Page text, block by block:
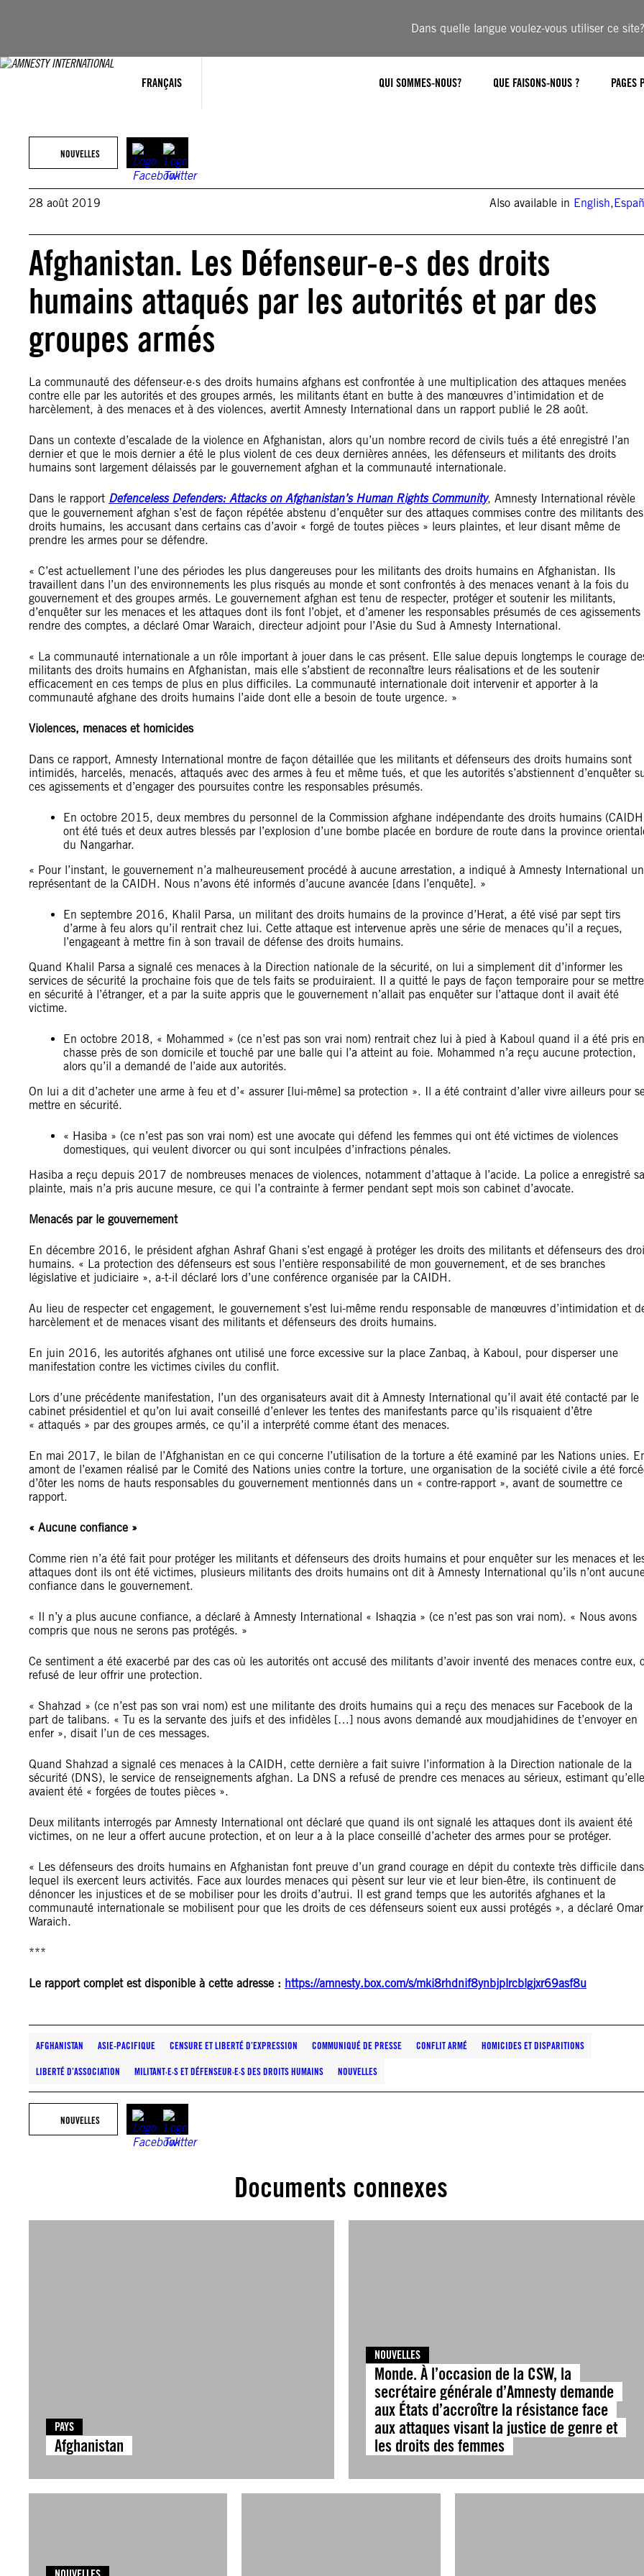
Dans quelle langue voulez-vous utiliser ce site?
FRANÇAIS QUI SOMMES-NOUS? QUE FAISONS-NOUS ? PAGES
NOUVELLES
28 août 2019 Also available in English,
Afghanistan. Les Défenseur-e-s des droits
humains attaqués par les autorités et par des
groupes armés
La communauté des défenseur·e·s des droits humains afghans est confrontée à une multiplication des attaques menées
contre elle par les autorités et des groupes armés, les militants étant en butte à des manœuvres d’intimidation et de
harcèlement, à des menaces et à des violences, avertit Amnesty International dans un rapport publié le 28 août.
Dans un contexte d’escalade de la violence en Afghanistan, alors qu’un nombre record de civils tués a été enregistré l’an
dernier et que le mois dernier a été le plus violent de ces deux dernières années, les défenseurs et militants des droits
humains sont largement délaissés par le gouvernement afghan et la communauté internationale.
Dans le rapport Defenceless Defenders: Attacks on Afghanistan’s Human Rights Community, Amnesty International révèle
que le gouvernement afghan s’est de façon répétée abstenu d’enquêter sur des attaques commises contre des militants des
droits humains, les accusant dans certains cas d’avoir « forgé de toutes pièces » leurs plaintes, et leur disant même de
prendre les armes pour se défendre.
« C’est actuellement l’une des périodes les plus dangereuses pour les militants des droits humains en Afghanistan. Ils
travaillent dans l’un des environnements les plus risqués au monde et sont confrontés à des menaces venant à la fois du
gouvernement et des groupes armés. Le gouvernement afghan est tenu de respecter, protéger et soutenir les militants,
d’enquêter sur les menaces et les attaques dont ils font l’objet, et d’amener les responsables présumés de ces agissements
rendre des comptes, a déclaré Omar Waraich, directeur adjoint pour l’Asie du Sud à Amnesty International.
« La communauté internationale a un rôle important à jouer dans le cas présent. Elle salue depuis longtemps le courage
militants des droits humains en Afghanistan, mais elle s’abstient de reconnaître leurs réalisations et de les soutenir
efficacement en ces temps de plus en plus difficiles. La communauté internationale doit intervenir et apporter à la
communauté afghane des droits humains l’aide dont elle a besoin de toute urgence. »
Violences, menaces et homicides
Dans ce rapport, Amnesty International montre de façon détaillée que les militants et défenseurs des droits humains sont
intimidés, harcelés, menacés, attaqués avec des armes à feu et même tués, et que les autorités s’abstiennent d’enquêter
ces agissements et d’engager des poursuites contre les responsables présumés.
En octobre 2015, deux membres du personnel de la Commission afghane indépendante des droits humains
ont été tués et deux autres blessés par l’explosion d’une bombe placée en bordure de route dans la province
du Nangarhar.
« Pour l’instant, le gouvernement n’a malheureusement procédé à aucune arrestation, a indiqué à Amnesty International un
représentant de la CAIDH. Nous n’avons été informés d’aucune avancée [dans l’enquête]. »
En septembre 2016, Khalil Parsa, un militant des droits humains de la province d’Herat, a été visé par sept tirs
d’arme à feu alors qu’il rentrait chez lui. Cette attaque est intervenue après une série de menaces qu’il a reçues,
l’engageant à mettre fin à son travail de défense des droits humains.
Quand Khalil Parsa a signalé ces menaces à la Direction nationale de la sécurité, on lui a simplement dit d’informer les
services de sécurité la prochaine fois que de tels faits se produiraient. Il a quitté le pays de façon temporaire pour se mettre
en sécurité à l’étranger, et a par la suite appris que le gouvernement n’allait pas enquêter sur l’attaque dont il avait été
victime.
En octobre 2018, « Mohammed » (ce n’est pas son vrai nom) rentrait chez lui à pied à Kaboul quand il a été pris en
chasse près de son domicile et touché par une balle qui l’a atteint au foie. Mohammed n’a reçu aucune protection,
alors qu’il a demandé de l’aide aux autorités.
On lui a dit d’acheter une arme à feu et d’« assurer [lui-même] sa protection ». Il a été contraint d’aller vivre ailleurs pour
mettre en sécurité.
« Hasiba » (ce n’est pas son vrai nom) est une avocate qui défend les femmes qui ont été victimes de violences
domestiques, qui veulent divorcer ou qui sont inculpées d’infractions pénales.
Hasiba a reçu depuis 2017 de nombreuses menaces de violences, notamment d’attaque à l’acide. La police a enregistré sa
plainte, mais n’a pris aucune mesure, ce qui l’a contrainte à fermer pendant sept mois son cabinet d’avocate.
Menacés par le gouvernement
En décembre 2016, le président afghan Ashraf Ghani s’est engagé à protéger les droits des militants et défenseurs des
humains. « La protection des défenseurs est sous l’entière responsabilité de mon gouvernement, et de ses branches
législative et judiciaire », a-t-il déclaré lors d’une conférence organisée par la CAIDH.
Au lieu de respecter cet engagement, le gouvernement s’est lui-même rendu responsable de manœuvres d’intimidation et
harcèlement et de menaces visant des militants et défenseurs des droits humains.
En juin 2016, les autorités afghanes ont utilisé une force excessive sur la place Zanbaq, à Kaboul, pour disperser une
manifestation contre les victimes civiles du conflit.
Lors d’une précédente manifestation, l’un des organisateurs avait dit à Amnesty International qu’il avait été contacté par le
cabinet présidentiel et qu’on lui avait conseillé d’enlever les tentes des manifestants parce qu’ils risquaient d’être
« attaqués » par des groupes armés, ce qu’il a interprété comme étant des menaces.
En mai 2017, le bilan de l’Afghanistan en ce qui concerne l’utilisation de la torture a été examiné par les Nations unies.
amont de l’examen réalisé par le Comité des Nations unies contre la torture, une organisation de la société civile a été
d’ôter les noms de hauts responsables du gouvernement mentionnés dans un « contre-rapport », avant de soumettre ce
rapport.
« Aucune confiance »
Comme rien n’a été fait pour protéger les militants et défenseurs des droits humains et pour enquêter sur les menaces et
attaques dont ils ont été victimes, plusieurs militants des droits humains ont dit à Amnesty International qu’ils n’ont
confiance dans le gouvernement.
« Il n’y a plus aucune confiance, a déclaré à Amnesty International « Ishaqzia » (ce n’est pas son vrai nom). « Nous avons
compris que nous ne serons pas protégés. »
Ce sentiment a été exacerbé par des cas où les autorités ont accusé des militants d’avoir inventé des menaces contre eux,
refusé de leur offrir une protection.
« Shahzad » (ce n’est pas son vrai nom) est une militante des droits humains qui a reçu des menaces sur Facebook de la
part de talibans. « Tu es la servante des juifs et des infidèles […] nous avons demandé aux moudjahidines de t’envoyer en
enfer », disait l’un de ces messages.
Quand Shahzad a signalé ces menaces à la CAIDH, cette dernière a fait suivre l’information à la Direction nationale de la
sécurité (DNS), le service de renseignements afghan. La DNS a refusé de prendre ces menaces au sérieux, estimant
avaient été « forgées de toutes pièces ».
Deux militants interrogés par Amnesty International ont déclaré que quand ils ont signalé les attaques dont ils avaient été
victimes, on ne leur a offert aucune protection, et on leur a à la place conseillé d’acheter des armes pour se protéger.
« Les défenseurs des droits humains en Afghanistan font preuve d’un grand courage en dépit du contexte très difficile dans
lequel ils exercent leurs activités. Face aux lourdes menaces qui pèsent sur leur vie et leur bien-être, ils continuent de
dénoncer les injustices et de se mobiliser pour les droits d’autrui. Il est grand temps que les autorités afghanes et la
communauté internationale se mobilisent pour que les droits de ces défenseurs soient eux aussi protégés », a déclaré Omar
Waraich.
***
Le rapport complet est disponible à cette adresse : https://amnesty.box.com/s/mki8rhdnif8ynbjplrcblgjxr69asf8u
AFGHANISTAN ASIE-PACIFIQUE CENSURE ET LIBERTÉ D’EXPRESSION COMMUNIQUÉ DE PRESSE CONFLIT ARMÉ HOMICIDES ET DISPARITIONS
LIBERTÉ D’ASSOCIATION MILITANT·E·S ET DÉFENSEUR·E·S DES DROITS HUMAINS NOUVELLES
NOUVELLES
Documents connexes
PAYS
Afghanistan
NOUVELLES
Monde. À l’occasion de la CSW, la
secrétaire générale d’Amnesty demande
aux États d’accroître la résistance face
aux attaques visant la justice de genre et
les droits des femmes